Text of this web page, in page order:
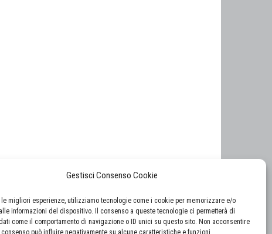
Gestisci Consenso Cookie
le migliori esperienze, utilizziamo tecnologie come i cookie per memorizzare e/o
informazioni del dispositivo. Il consenso a queste tecnologie ci permetterà di
come il comportamento di navigazione o ID unici su questo sito. Non acconsentire
può influire negativamente su alcune caratteristiche e funzioni.